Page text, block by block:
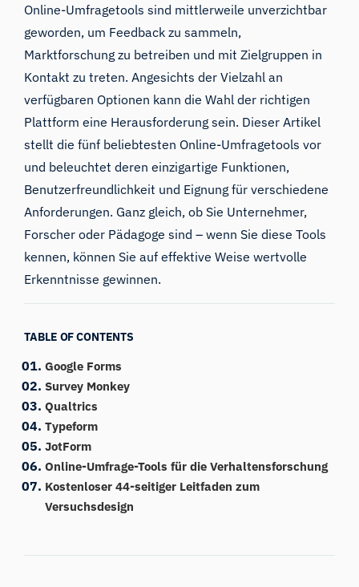
Online-Umfragetools sind mittlerweile unverzichtbar
geworden, um Feedback zu sammeln,
Marktforschung zu betreiben und mit Zielgruppen in
Kontakt zu treten. Angesichts der Vielzahl an
verfügbaren Optionen kann die Wahl der richtigen
Plattform eine Herausforderung sein. Dieser Artikel
stellt die fünf beliebtesten Online-Umfragetools vor
und beleuchtet deren einzigartige Funktionen,
Benutzerfreundlichkeit und Eignung für verschiedene
Anforderungen. Ganz gleich, ob Sie Unternehmer,
Forscher oder Pädagoge sind – wenn Sie diese Tools
kennen, können Sie auf effektive Weise wertvolle
Erkenntnisse gewinnen.
TABLE OF CONTENTS
Google Forms
Survey Monkey
Qualtrics
Typeform
JotForm
Online-Umfrage-Tools für die Verhaltensforschung
Kostenloser 44-seitiger Leitfaden zum
Versuchsdesign